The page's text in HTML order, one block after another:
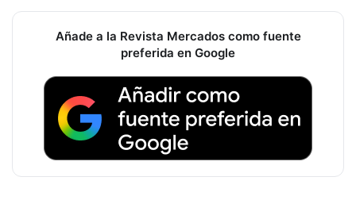
Añade a la Revista Mercados como fuente
preferida en Google